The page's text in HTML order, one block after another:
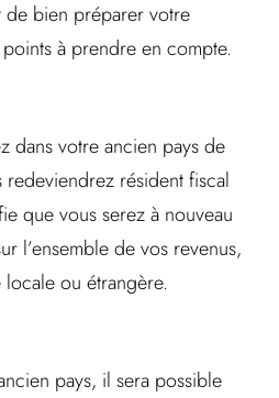
de bien préparer votre
à prendre en compte.
dans votre ancien pays de
résident fiscal
que vous serez à nouveau
l’ensemble de vos revenus,
ou étrangère.
pays, il sera possible